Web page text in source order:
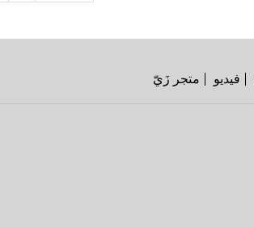
فيديو متجر زَيّ